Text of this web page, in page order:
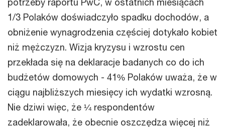
1/3 Polaków doświadczyło spadku dochodów, a
obniżenie wynagrodzenia częściej dotykało kobiet
niż mężczyzn. Wizja kryzysu i wzrostu cen
przekłada się na deklaracje badanych co do ich
budżetów domowych - 41% Polaków uważa, że w
ciągu najbliższych miesięcy ich wydatki wzrosną.
Nie dziwi więc, że ¼ respondentów
zadeklarowała, że obecnie oszczędza więcej niż